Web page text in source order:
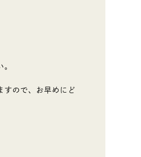
すので、お早めにど